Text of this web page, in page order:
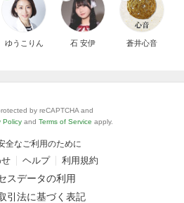
ゆうこりん 石 安伊 蒼井心音
by reCAPTCHA and
Policy and Terms of Service apply.
全なご利用のために
ヘルプ 利用規約
スデータの利用
引法に基づく表記